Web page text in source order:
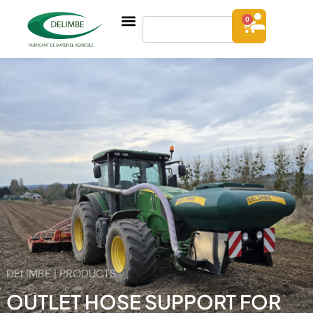
0
DELIMBE | PRODUCTS
OUTLET HOSE SUPPORT FOR